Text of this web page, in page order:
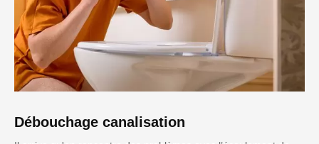
Débouchage canalisation